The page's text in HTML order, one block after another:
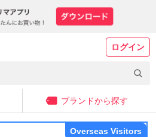
ログイン
ブランドから探す
Overseas Visitors